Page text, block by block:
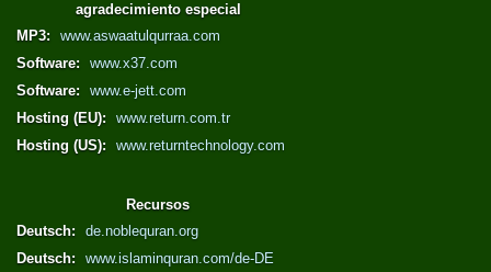
agradecimiento especial
MP3:
www.aswaatulqurraa.com
Software:
www.x37.com
Software:
www.e-jett.com
Hosting (EU):
www.return.com.tr
Hosting (US):
www.returntechnology.com
Recursos
Deutsch:
de.noblequran.org
Deutsch:
www.islaminquran.com/de-DE